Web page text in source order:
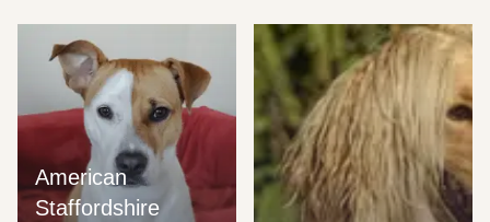
American
Staffordshire